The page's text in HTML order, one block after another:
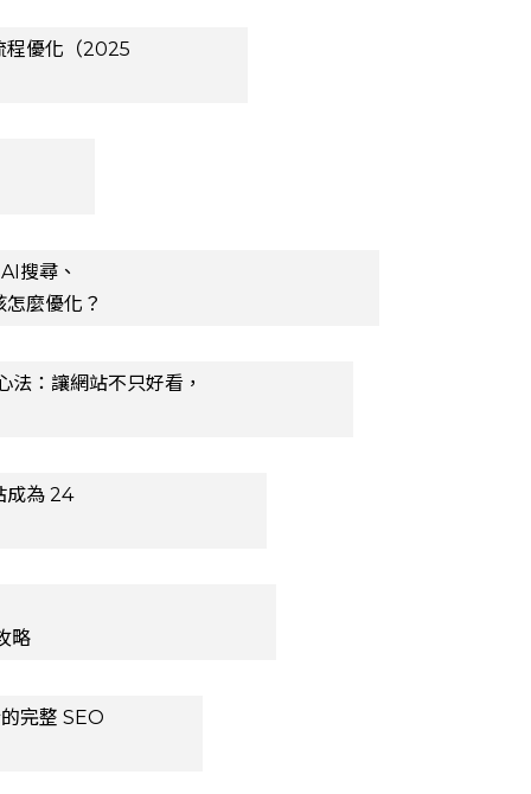
程優化（2025
搜尋、
麼優化？
：讓網站不只好看，
成為 24
略
完整 SEO